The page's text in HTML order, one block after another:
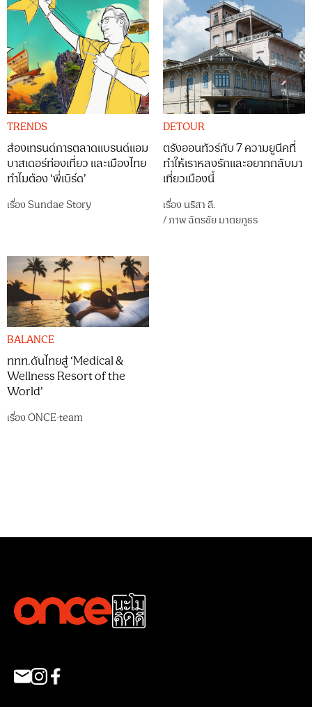
TRENDS
ส่องเทรนด์การตลาดแบรนด์แอม
บาสเดอร์ท่องเที่ยว และเมืองไทย
ทำไมต้อง ‘พี่เบิร์ด’
เรื่องSundae Story
DETOUR
ตรังออนทัวร์กับ 7 ความยูนีคที่
ทำให้เราหลงรักและอยากกลับมา
เที่ยวเมืองนี้
เรื่องนริสา ลี.
/ภาพฉัตรชัย มาตยภูธร
BALANCE
ททท.ดันไทยสู่ ‘Medical &
Wellness Resort of the
World’
เรื่องONCE-team